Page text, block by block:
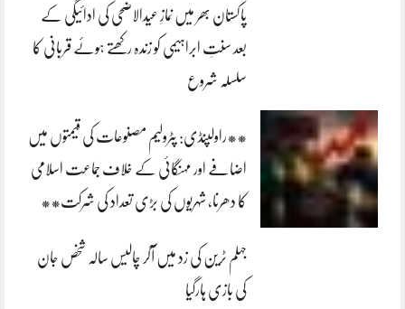
پاکستان بھر میں نمازِ عیدالاضحی کی ادائیگی کے
بعد سنتِ ابراہیمی کو زندہ رکھتے ہوئے قربانی کا
سلسلہ شروع
**راولپنڈی: پٹرولیم مصنوعات کی قیمتوں میں
اضافے اور مہنگائی کے خلاف جماعت اسلامی
کا دھرنا، شہریوں کی بڑی تعداد کی شرکت**
جہلم ٹرین کی زد میں آکر چالیس سالہ شخص جان
کی بازی ہارگیا